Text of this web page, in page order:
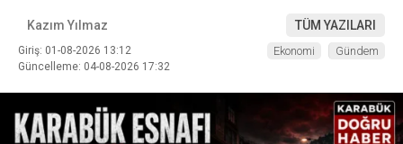
Kazım Yılmaz TÜM YAZILARI
Giriş: 01-08-2026 13:12
Güncelleme: 04-08-2026 17:32
Ekonomi Gündem